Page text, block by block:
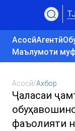
АсосӣАгентӣ
Маълумоти
Асосӣ/Ахбор
Ҷаласаи
фаъолияти